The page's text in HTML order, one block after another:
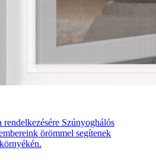
Szúnyoghálós
örömmel segítenek